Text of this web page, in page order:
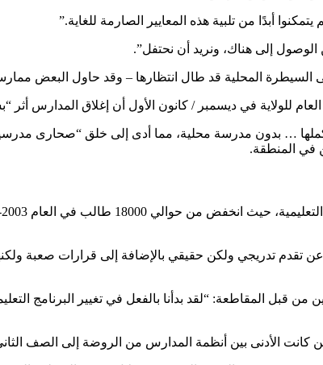
أبدًا من تلبية هذه المعايير الصارمة للغاية.”
إلى هناك، ونريد أن نحتفل”.
السيطرة المحلية قد طال انتظارها – وقد حاول البعض
للولاية في ديسمبر / كانون الأول أن إغلاق المدارس أثر
… بدون مدرسة محلية، مما أدى إلى خلق “صحارى
في المنطقة.
تقدم تدريجي ولكن حقيقي بالإضافة إلى قرارات صعبة
قبل المقاطعة: “لقد بدأنا بالفعل في تغيير البرنامج
كانت الأدنى بين أنظمة المدارس من الروضة إلى الصف